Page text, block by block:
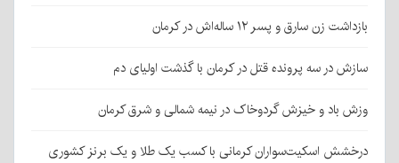
بازداشت زن سارق و پسر ۱۲ ساله‌اش در کرمان
سازش در سه پرونده قتل در کرمان با گذشت اولیای دم
وزش باد و خیزش گردوخاک در نیمه شمالی و شرق کرمان
درخشش اسکیت‌سواران کرمانی با کسب یک طلا و یک برنز کشوری